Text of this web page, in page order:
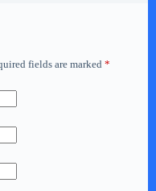
fields are marked *